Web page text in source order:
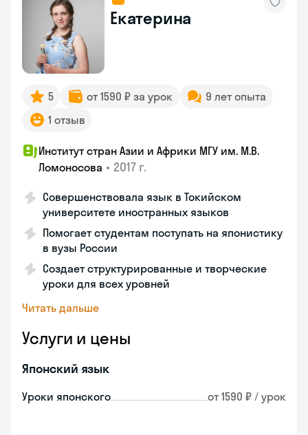
Екатерина
5 от 1590 ₽ за урок
9 лет опыта
1 отзыв
Институт стран Азии и Африки МГУ им. М.В.
Ломоносова • 2017 г.
Совершенствовала язык в Токийском
университете иностранных языков
Помогает студентам поступать на японистику
в вузы России
Создает структурированные и творческие
уроки для всех уровней
Читать дальше
Услуги и цены
Японский язык
Уроки японского от 1590 ₽ / урок